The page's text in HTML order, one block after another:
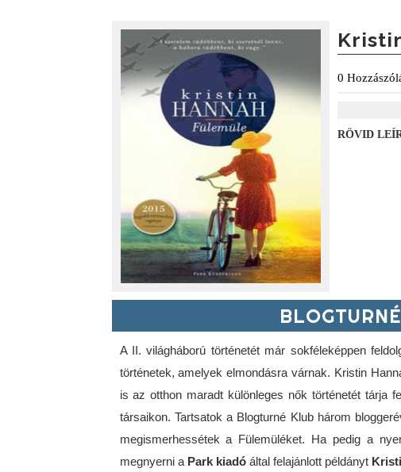
0
RÖVID
A II. világháború történetét már sokféleképpen
történetek, amelyek elmondásra várnak. Kristin
is az otthon maradt különleges nők történetét tárja
társaikon. Tartsatok a Blogturné Klub három
megismerhessétek a Fülemüléket. Ha pedig a
megnyerni a Park kiadó által felajánlott példányt